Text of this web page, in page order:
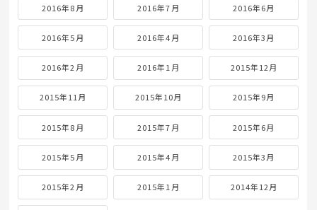
2016年8月 2016年7月 2016年6月
2016年5月 2016年4月 2016年3月
2016年2月 2016年1月 2015年12月
2015年11月 2015年10月 2015年9月
2015年8月 2015年7月 2015年6月
2015年5月 2015年4月 2015年3月
2015年2月 2015年1月 2014年12月